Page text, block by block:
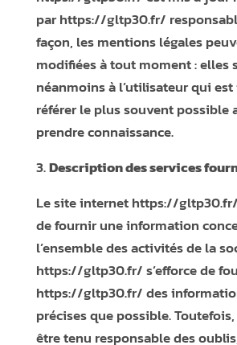
parhttps://gltp30.fr/
façon, les mentions légales
modifiées à tout moment : elles
néanmoins à l’utilisateur qui est
référer le plus souvent possible
prendre connaissance.
Description des services
Le site internethttps://gltp30.fr/
de fournir une information
l’ensemble des activités de la
https://gltp30.fr/s’efforce de
https://gltp30.fr/des
précises que possible.
être tenu responsable des